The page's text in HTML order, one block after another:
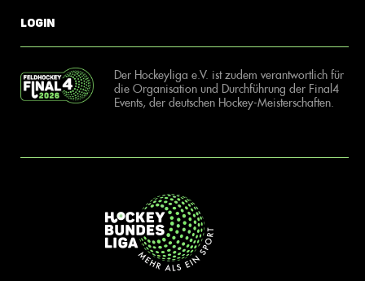
Login
Der Hockeyliga e.V. ist zudem verantwortlich für
die Organisation und Durchführung der Final4
Events, der deutschen Hockey-Meisterschaften.